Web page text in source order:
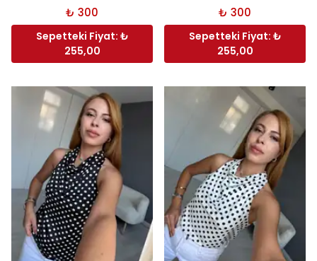
₺ 300
Sepetteki Fiyat: ₺
255,00
₺ 300
Sepetteki Fiyat: ₺
255,00